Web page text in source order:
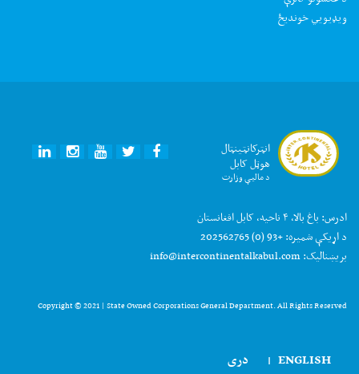
ويډيويي خونديځ
انټرکانټینټال
هوټل کابل
د مالیې وزارت
FACEBOOK
TWITTER
YOUTUBE
ادرس: باغ بالا، ۴ ناحیه، کابل افغانستان
د اړیکې شمیره:+93 (0) 202562765
بریښنالیک:
Copyright © 2021 | State Owned Corporations General Department. All Rights Reserved
ENGLISH
| دری